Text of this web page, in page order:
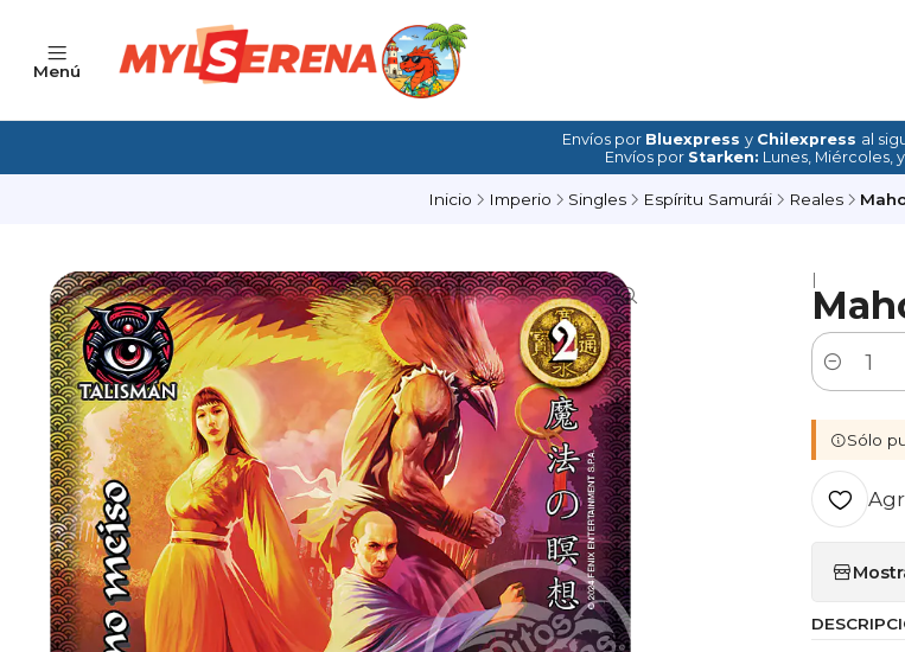
Menú
Envíos por Bluexpress y Chilexpress al
Envíos por Starken: Lunes, Miércoles,
Inicio Imperio Singles Espíritu Samurái Reales
|
Cantidad
Sólo